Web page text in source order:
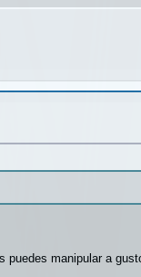
manipular a